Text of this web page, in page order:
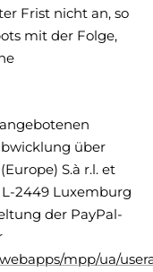
Frist nicht an, so
mit der Folge,
über
S.à r.l. et
L-2449 Luxemburg
der PayPal-
mpp/ua/